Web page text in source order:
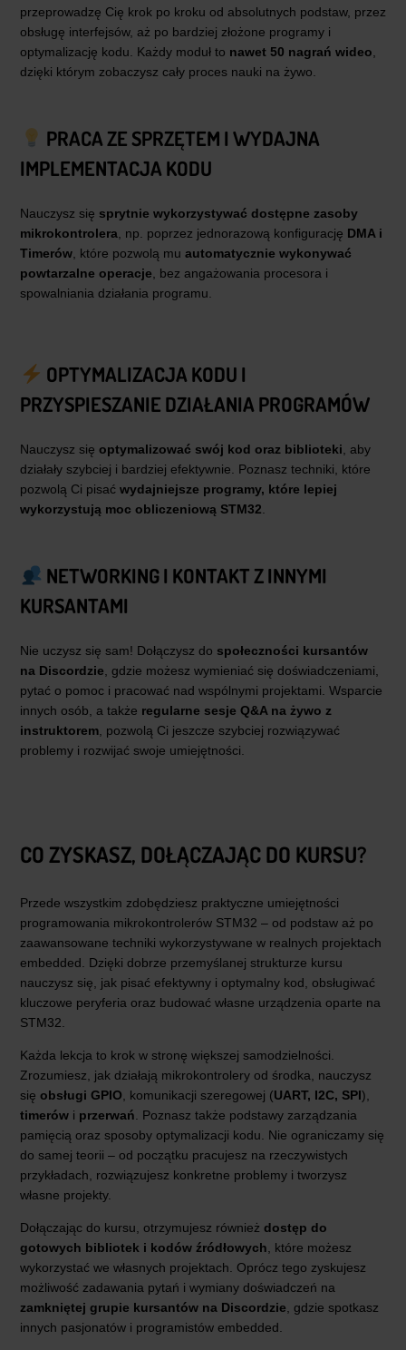
przeprowadzę Cię krok po kroku od absolutnych podstaw, przez
obsługę interfejsów, aż po bardziej złożone programy i
optymalizację kodu. Każdy moduł to nawet 50 nagrań wideo
dzięki którym zobaczysz cały proces nauki na żywo.
PRACA ZE SPRZĘTEM I WYDAJNA
IMPLEMENTACJA KODU
Nauczysz się sprytnie wykorzystywać dostępne zasoby
mikrokontrolera , np. poprzez jednorazową konfigurację DMA i
Timerów , które pozwolą mu automatycznie wykonywać
powtarzalne operacje , bez angażowania procesora i
spowalniania działania programu.
OPTYMALIZACJA KODU I
PRZYSPIESZANIE DZIAŁANIA PROGRAMÓW
Nauczysz się optymalizować swój kod oraz biblioteki , aby
działały szybciej i bardziej efektywnie. Poznasz techniki, które
pozwolą Ci pisać wydajniejsze programy, które lepiej
wykorzystują moc obliczeniową STM32
NETWORKING I KONTAKT Z INNYMI
KURSANTAMI
Nie uczysz się sam! Dołączysz do społeczności kursantów
na Discordzie , gdzie możesz wymieniać się doświadczeniami,
pytać o pomoc i pracować nad wspólnymi projektami. Wsparcie
innych osób, a także regularne sesje Q&A na żywo z
instruktorem , pozwolą Ci jeszcze szybciej rozwiązywać
problemy i rozwijać swoje umiejętności.
CO ZYSKASZ, DOŁĄCZAJĄC DO KURSU?
Przede wszystkim zdobędziesz praktyczne umiejętności
programowania mikrokontrolerów STM32 – od podstaw aż po
zaawansowane techniki wykorzystywane w realnych projektach
embedded. Dzięki dobrze przemyślanej strukturze kursu
nauczysz się, jak pisać efektywny i optymalny kod, obsługiwać
kluczowe peryferia oraz budować własne urządzenia oparte na
STM32.
Każda lekcja to krok w stronę większej samodzielności.
Zrozumiesz, jak działają mikrokontrolery od środka, nauczysz
się obsługi GPIO , komunikacji szeregowej (UART, I2C, SPI),
timerów i przerwań . Poznasz także podstawy zarządzania
pamięcią oraz sposoby optymalizacji kodu. Nie ograniczamy się
do samej teorii – od początku pracujesz na rzeczywistych
przykładach, rozwiązujesz konkretne problemy i tworzysz
własne projekty.
Dołączając do kursu, otrzymujesz również dostęp do
gotowych bibliotek i kodów źródłowych , które możesz
wykorzystać we własnych projektach. Oprócz tego zyskujesz
możliwość zadawania pytań i wymiany doświadczeń na
zamkniętej grupie kursantów na Discordzie , gdzie spotkasz
innych pasjonatów i programistów embedded.